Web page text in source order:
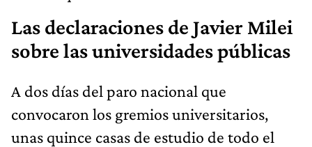
Las declaraciones de Javier Milei
sobre las universidades públicas
A dos días del paro nacional que
convocaron los gremios universitarios,
unas quince casas de estudio de todo el